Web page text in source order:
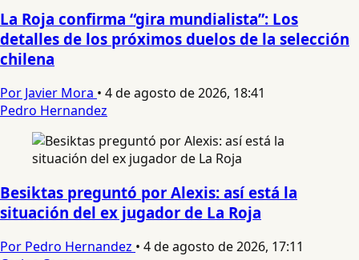
La Roja confirma “gira mundialista”: Los
detalles de los próximos duelos de la selección
chilena
Por Javier Mora • 4 de agosto de 2026, 18:41
Pedro Hernandez
Besiktas preguntó por Alexis: así está la
situación del ex jugador de La Roja
Por Pedro Hernandez • 4 de agosto de 2026, 17:11